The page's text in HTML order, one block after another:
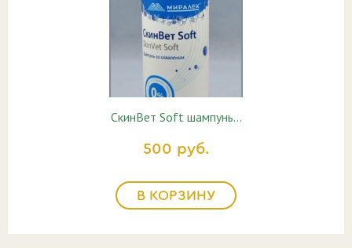
СкинВет Soft шампунь…
500 руб.
В КОРЗИНУ